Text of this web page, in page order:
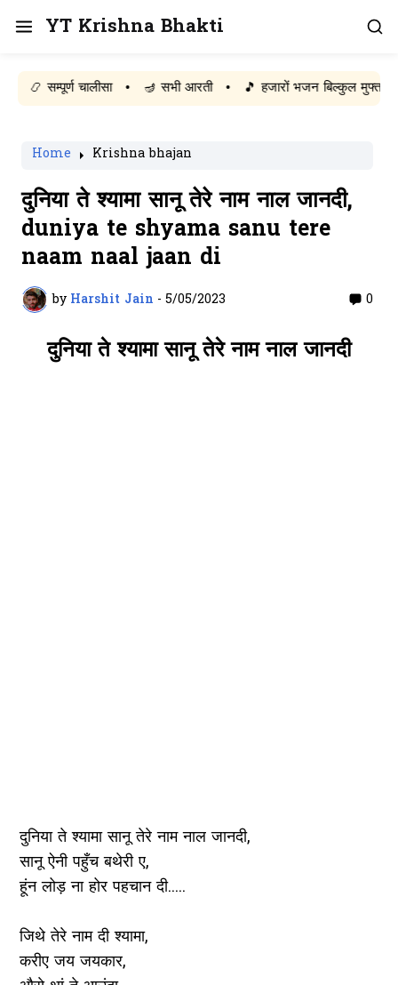
YT Krishna Bhakti
सम्पूर्ण चालीसा • 🪔 सभी आरती • 🎵 हजारों भजन बिल्कुल मुफ्त पढ़ें
Home Krishna bhajan
दुनिया ते श्यामा सानू तेरे नाम नाल जानदी,
duniya te shyama sanu tere
naam naal jaan di
by Harshit Jain - 5/05/2023 0
दुनिया ते श्यामा सानू तेरे नाम नाल जानदी
दुनिया ते श्यामा सानू तेरे नाम नाल जानदी,
सानू ऐनी पहुँच बथेरी ए,
हूंन लोड़ ना होर पहचान दी.....
जिथे तेरे नाम दी श्यामा,
करीए जय जयकार,